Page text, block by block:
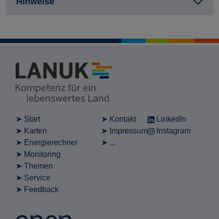
Start
Karten
Energierechner
Monitoring
Themen
Service
Feedback
Kontakt
Impressum
...
LinkedIn
Instagram